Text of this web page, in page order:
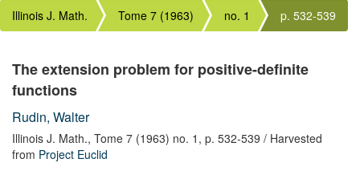
Illinois J. Math. Tome 7 (1963) no. 1 p. 532-539
The extension problem for positive-definite
functions
Rudin, Walter
Illinois J. Math., Tome 7 (1963) no. 1, p. 532-539 / Harvested
from Project Euclid